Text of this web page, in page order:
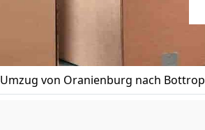
Umzug von Oranienburg nach Bottrop